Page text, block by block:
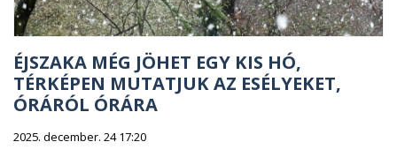
ÉJSZAKA MÉG JÖHET EGY KIS HÓ,
TÉRKÉPEN MUTATJUK AZ ESÉLYEKET,
ÓRÁRÓL ÓRÁRA
2025. december. 24 17:20